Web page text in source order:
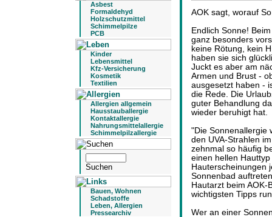
Asbest
Formaldehyd
Holzschutzmittel
Schimmelpilze
PCB
Kinder
Lebensmittel
Kfz-Versicherung
Kosmetik
Textilien
Allergien allgemein
Hausstauballergie
Kontaktallergie
Nahrungsmittelallergie
Schimmelpilzallergie
Bauen, Wohnen
Schadstoffe
Leben, Allergien
Pressearchiv
AOK sagt, worauf
Endlich Sonne!
ganz besonders
keine Rötung, kein
haben sie sich
Juckt es aber am
Armen und Brust -
ausgesetzt haben -
die Rede. Die
guter Behandlung
wieder beruhigt hat.
"Die Sonnenallergie
den UVA-Strahlen
zehnmal so häufig
einen hellen
Hauterscheinungen
Sonnenbad
Hautarzt beim
wichtigsten Tipps
Wer an einer